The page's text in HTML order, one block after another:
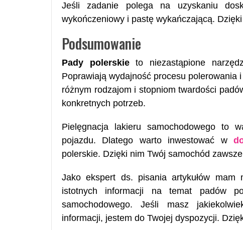
Jeśli zadanie polega na uzyskaniu
wykończeniowy i pastę wykańczającą.
Podsumowanie
Pady polerskieto niezastąpione
Poprawiają wydajność procesu polerowania
różnym rodzajom i stopniom twardości
konkretnych potrzeb.
Pielęgnacja lakieru samochodowego to
pojazdu. Dlatego warto inwestować w
polerskie. Dzięki nim Twój samochód zawsze
Jako ekspert ds. pisania artykułów mam
istotnych informacji na temat padów
samochodowego. Jeśli masz
informacji, jestem do Twojej dyspozycji.